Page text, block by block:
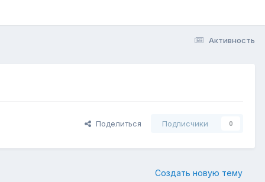
Активность
Поделиться Подписчики 0
Создать новую тему